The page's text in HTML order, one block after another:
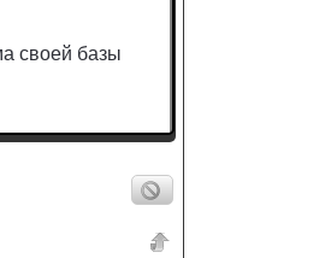
своей базы